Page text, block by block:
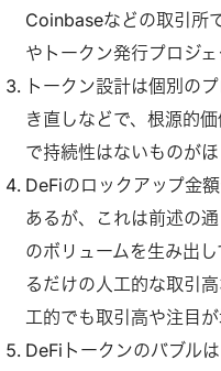
Coinbaseなどの取引所
やトークン発行プロジ
トークン設計は個別の
き直しなどで、根源的
で持続性はないものがほ
DeFiのロックアップ金
あるが、これは前述の
のボリュームを生み出
るだけの人工的な取引
工的でも取引高や注目が
DeFiトークンのバブル